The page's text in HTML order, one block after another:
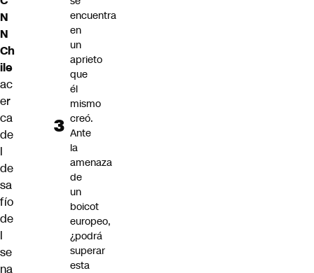
N
N
Ch
ile
ac
er
ca
de
l
de
sa
fío
de
l
se
na
encuentra
en
un
aprieto
que
él
mismo
creó.
Ante
la
amenaza
de
un
boicot
europeo,
¿podrá
superar
esta